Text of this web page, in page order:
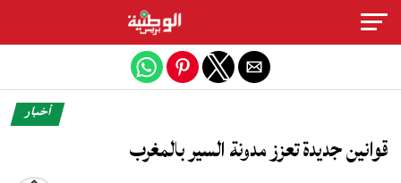
أخبار
قوانين جديدة تعزز مدونة السير بالمغرب
Exit mobile version